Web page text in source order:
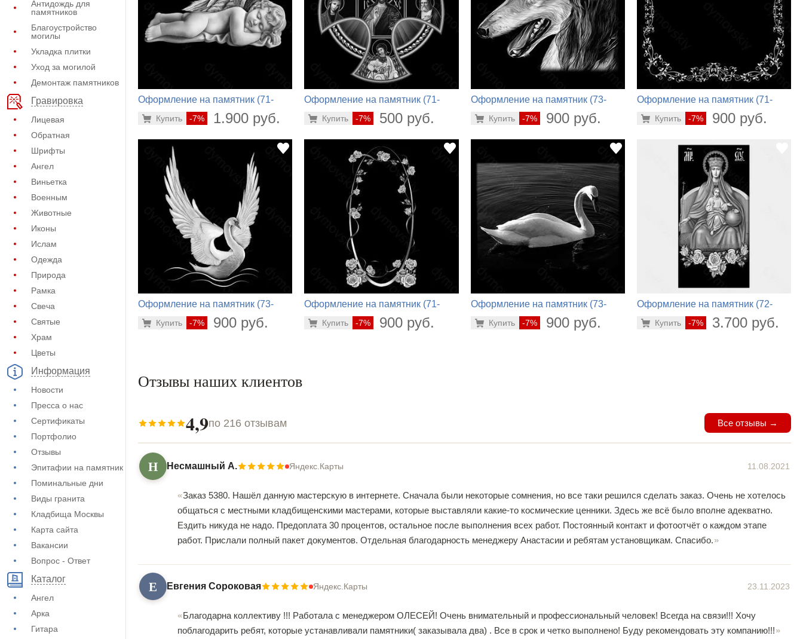
Антидождь для
памятников
Благоустройство
могилы
Укладка плитки
Уход за могилой
Демонтаж памятников
Гравировка
Лицевая
Обратная
Шрифты
Ангел
Виньетка
Военным
Животные
Иконы
Ислам
Одежда
Природа
Рамка
Свеча
Святые
Храм
Цветы
Информация
Новости
Пресса о нас
Сертификаты
Портфолио
Отзывы
Эпитафии на памятник
Поминальные дни
Виды гранита
Кладбища Москвы
Карта сайта
Вакансии
Вопрос - Ответ
Каталог
Ангел
Арка
Гитара
Оформление на памятник (71-
-7% 1.900 руб.
Купить
Оформление на памятник (71-
-7% 500 руб.
Купить
Оформление на памятник (73-
-7% 900 руб.
Купить
Оформление на памятник (71-
-7% 900 руб.
Купить
Оформление на памятник (73-
-7% 900 руб.
Купить
Оформление на памятник (71-
-7% 900 руб.
Купить
Оформление на памятник (73-
-7% 900 руб.
Купить
Оформление на памятник (72-
-7% 3.700 руб.
Купить
Отзывы наших клиентов
4,9по 216 отзывам Все отзывы →
Н Несмашный А. Яндекс.Карты 11.08.2021
Заказ 5380. Нашёл данную мастерскую в интернете. Сначала были некоторые сомнения, но все таки решился сделать заказ. Очень не хотелось
общаться с местными кладбищенскими мастерами, которые выставляли какие-то космические ценники. Здесь же всё было вполне адекватно.
Ездить никуда не надо. Предоплата 30 процентов, остальное после выполнения всех работ. Постоянный контакт и фотоотчёт о каждом этапе
работ. Прислали полный пакет документов. Отдельная благодарность менеджеру Анастасии и ребятам установщикам. Спасибо.
Е Евгения Сороковая Яндекс.Карты 23.11.2023
Благодарна коллективу !!! Работала с менеджером ОЛЕСЕЙ! Очень внимательный и профессиональный человек! Всегда на связи!!! Хочу
поблагодарить ребят, которые устанавливали памятники( заказывала два) . Все в срок и четко выполнено! Буду рекомендовать эту компанию!!!